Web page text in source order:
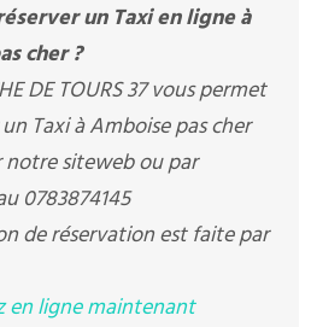
un Taxi en ligne à
cher ?
DE TOURS 37 vous permet
Taxi à Amboise pas cher
notre siteweb ou par
0783874145
de réservation est faite par
en ligne maintenant